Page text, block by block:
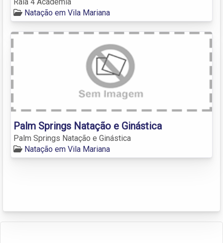
Natação em Vila Mariana
Palm Springs Natação e Ginástica
Palm Springs Natação e Ginástica
Natação em Vila Mariana